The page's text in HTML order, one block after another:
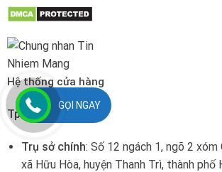
Hệ thống cửa hàng
Tp. Hà Nội:
Trụ sở chính: Số 12 ngách 1, ngõ 2 xóm
xã Hữu Hòa, huyện Thanh Trì, thành phố
GỌI NGAY